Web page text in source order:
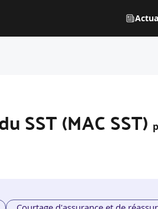
SST (MAC SST)